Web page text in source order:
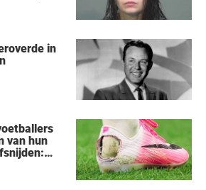
in
van hun